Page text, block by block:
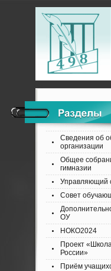
Сведения об
организации
Общее
гимназии
Управляющий
Совет
ОУ
НОКО2024
Проект
России»
Приём